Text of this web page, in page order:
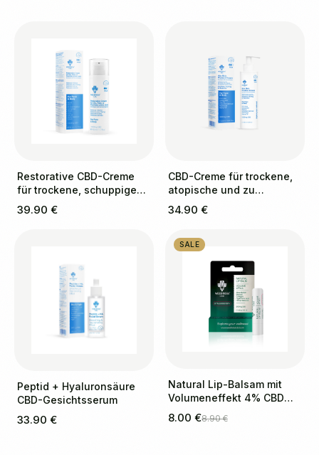
Restorative CBD-Creme
für trockene, schuppige
und zu Schuppenflechte
neigende Haut
39.90 €
CBD-Creme für trockene,
atopische und zu
Ekzemen neigende Haut
34.90 €
Peptid + Hyaluronsäure
CBD-Gesichtsserum
33.90 €
SALE
Natural Lip-Balsam mit
Volumeneffekt 4% CBD
(Erdbeere)
8.00 €8.90 €